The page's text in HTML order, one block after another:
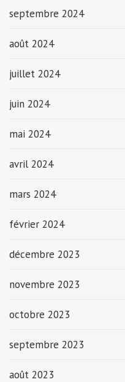
septembre 2024
août 2024
juillet 2024
juin 2024
mai 2024
avril 2024
mars 2024
février 2024
décembre 2023
novembre 2023
octobre 2023
septembre 2023
août 2023